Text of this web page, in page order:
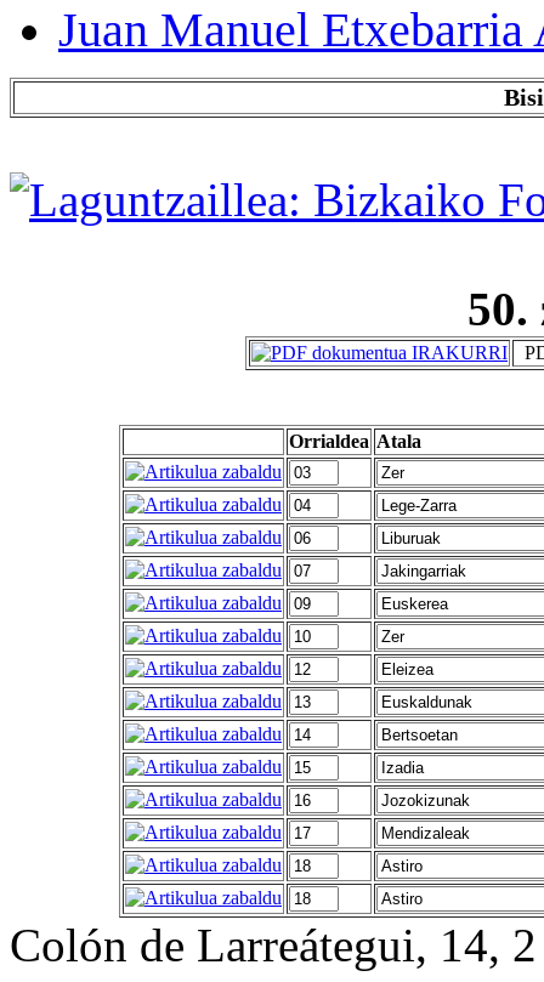
Juan Manuel Etxebarria
50.
Orrialdea Atala
Colón de Larreátegui, 14,